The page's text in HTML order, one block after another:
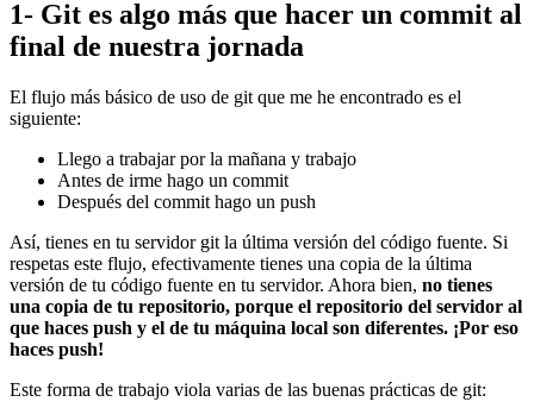
1- Git es algo más que hacer un commit al
final de nuestra jornada
El flujo más básico de uso de git que me he encontrado es el
siguiente:
Llego a trabajar por la mañana y trabajo
Antes de irme hago un commit
Después del commit hago un push
Así, tienes en tu servidor git la última versión del código fuente. Si
respetas este flujo, efectivamente tienes una copia de la última
versión de tu código fuente en tu servidor. Ahora bien, no tienes
una copia de tu repositorio, porque el repositorio del servidor al
que haces push y el de tu máquina local son diferentes. ¡Por eso
haces push!
Este forma de trabajo viola varias de las buenas prácticas de git: